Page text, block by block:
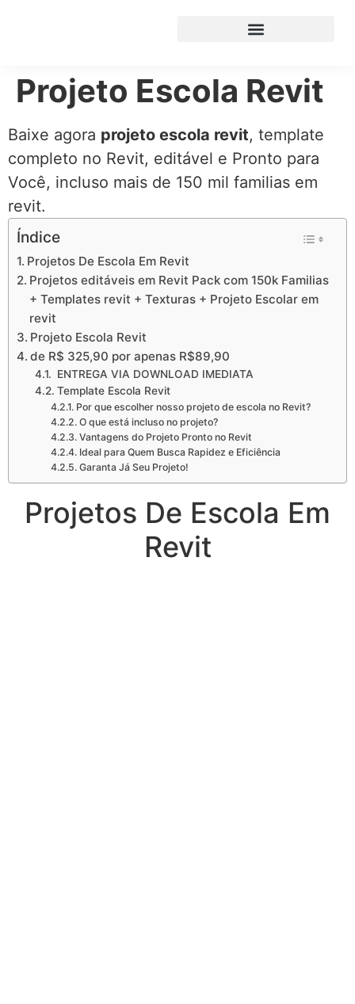
Projeto Escola Revit
Baixe agora projeto escola revit, template
completo no Revit, editável e Pronto para
Você, incluso mais de 150 mil familias em
revit.
Índice
Projetos De Escola Em Revit
Projetos editáveis em Revit Pack com 150k Familias
+ Templates revit + Texturas + Projeto Escolar em
revit
Projeto Escola Revit
de R$ 325,90 por apenas R$89,90
ENTREGA VIA DOWNLOAD IMEDIATA
Template Escola Revit
Por que escolher nosso projeto de escola no Revit?
O que está incluso no projeto?
Vantagens do Projeto Pronto no Revit
Ideal para Quem Busca Rapidez e Eficiência
Garanta Já Seu Projeto!
Projetos De Escola Em
Revit